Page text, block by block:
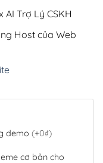
AI Trợ Lý CSKH
Host của Web
demo (+0₫)
cơ bản cho